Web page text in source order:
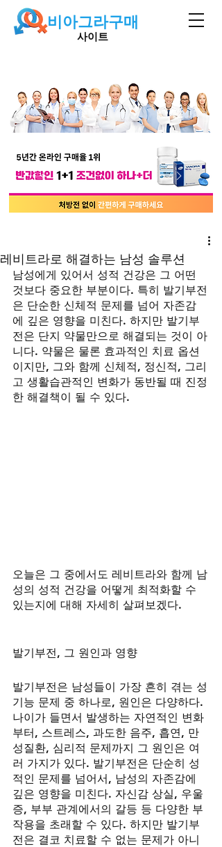
비아그라구매
사이트
레비트라로 해결하는 남성 솔루션
남성에게 있어서 성적 건강은 그 어떤
것보다 중요한 부분이다. 특히 발기부전
은 단순한 신체적 문제를 넘어 자존감
에 깊은 영향을 미친다. 하지만 발기부
전은 단지 약물만으로 해결되는 것이 아
니다. 약물은 물론 효과적인 치료 옵션
이지만, 그와 함께 신체적, 정신적, 그리
고 생활습관적인 변화가 동반될 때 진정
한 해결책이 될 수 있다.
오늘은 그 중에서도 레비트라와 함께 남
성의 성적 건강을 어떻게 최적화할 수
있는지에 대해 자세히 살펴보겠다.
발기부전, 그 원인과 영향
발기부전은 남성들이 가장 흔히 겪는 성
기능 문제 중 하나로, 원인은 다양하다.
나이가 들면서 발생하는 자연적인 변화
부터, 스트레스, 과도한 음주, 흡연, 만
성질환, 심리적 문제까지 그 원인은 여
러 가지가 있다. 발기부전은 단순히 성
적인 문제를 넘어서, 남성의 자존감에
깊은 영향을 미친다. 자신감 상실, 우울
증, 부부 관계에서의 갈등 등 다양한 부
작용을 초래할 수 있다. 하지만 발기부
전은 결코 치료할 수 없는 문제가 아니